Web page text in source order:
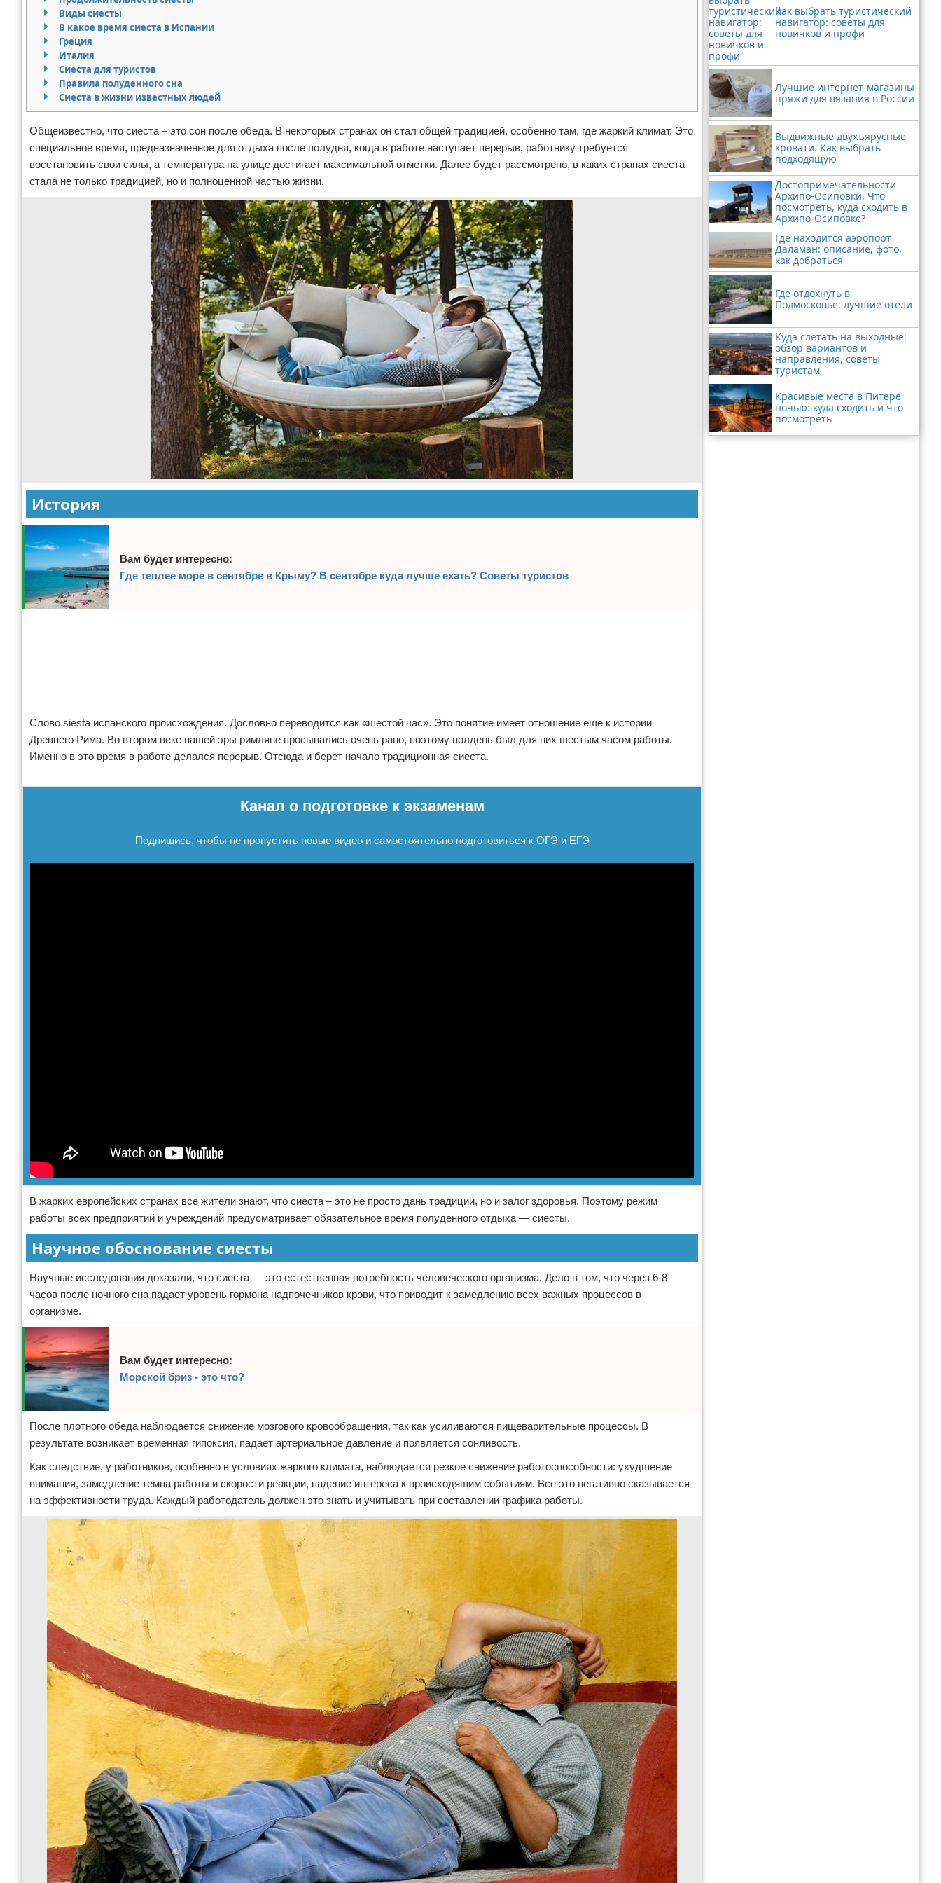
Экстримальный отдых
Разное про отдых
Виды сиесты
В какое время сиеста в Испании
Греция
Италия
Сиеста для туристов
Правила полуденного сна
Сиеста в жизни известных людей
Общеизвестно, что сиеста – это сон после обеда. В некоторых странах он стал общей традицией, особенно там, где жаркий климат. Это
специальное время, предназначенное для отдыха после полудня, когда в работе наступает перерыв, работнику требуется
восстановить свои силы, а температура на улице достигает максимальной отметки. Далее будет рассмотрено, в каких странах сиеста
стала не только традицией, но и полноценной частью жизни.
История
Вам будет интересно:
Где теплее море в сентябре в Крыму? В сентябре куда лучше ехать? Советы туристов
Слово siesta испанского происхождения. Дословно переводится как «шестой час». Это понятие имеет отношение еще к истории
Древнего Рима. Во втором веке нашей эры римляне просыпались очень рано, поэтому полдень был для них шестым часом работы.
Именно в это время в работе делался перерыв. Отсюда и берет начало традиционная сиеста.
Канал о подготовке к экзаменам
Подпишись, чтобы не пропустить новые видео и самостоятельно подготовиться к ОГЭ и ЕГЭ
В жарких европейских странах все жители знают, что сиеста – это не просто дань традиции, но и залог здоровья. Поэтому режим
работы всех предприятий и учреждений предусматривает обязательное время полуденного отдыха — сиесты.
Научное обоснование сиесты
Научные исследования доказали, что сиеста — это естественная потребность человеческого организма. Дело в том, что через 6-8
часов после ночного сна падает уровень гормона надпочечников крови, что приводит к замедлению всех важных процессов в
организме.
Вам будет интересно:
Морской бриз - это что?
После плотного обеда наблюдается снижение мозгового кровообращения, так как усиливаются пищеварительные процессы. В
результате возникает временная гипоксия, падает артериальное давление и появляется сонливость.
Как следствие, у работников, особенно в условиях жаркого климата, наблюдается резкое снижение работоспособности: ухудшение
внимания, замедление темпа работы и скорости реакции, падение интереса к происходящим событиям. Все это негативно сказывается
на эффективности труда. Каждый работодатель должен это знать и учитывать при составлении графика работы.
Как выбрать туристический
навигатор: советы для
новичков и профи
Лучшие интернет-магазины
пряжи для вязания в России
Выдвижные двухъярусные
кровати. Как выбрать
подходящую
Достопримечательности
Архипо-Осиповки. Что
посмотреть, куда сходить в
Архипо-Осиповке?
Где находится аэропорт
Даламан: описание, фото,
как добраться
Где отдохнуть в
Подмосковье: лучшие отели
Куда слетать на выходные:
обзор вариантов и
направления, советы
туристам
Красивые места в Питере
ночью: куда сходить и что
посмотреть